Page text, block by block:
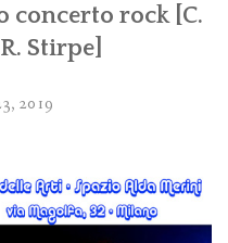
concerto rock [C.
Stirpe]
2019